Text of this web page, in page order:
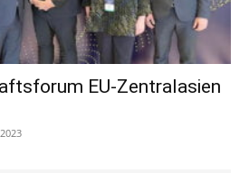
EU-Zentralasien